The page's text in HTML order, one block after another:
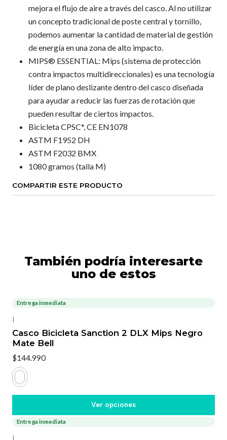
mejora el flujo de aire a través del casco. Al no utilizar
un concepto tradicional de poste central y tornillo,
podemos aumentar la cantidad de material de gestión
de energía en una zona de alto impacto.
MIPS® ESSENTIAL: Mips (sistema de protección
contra impactos multidireccionales) es una tecnología
líder de plano deslizante dentro del casco diseñada
para ayudar a reducir las fuerzas de rotación que
pueden resultar de ciertos impactos.
Bicicleta CPSC*, CE EN1078
ASTM F1952 DH
ASTM F2032 BMX
1080 gramos (talla M)
COMPARTIR ESTE PRODUCTO
También podría interesarte
uno de estos
Entrega inmediata
|
Casco Bicicleta Sanction 2 DLX Mips Negro
Mate Bell
$144.990
Ver opciones
Entrega inmediata
|